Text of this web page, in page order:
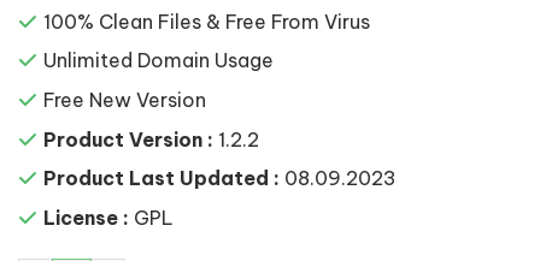
100% Clean Files & Free From Virus
Unlimited Domain Usage
Free New Version
Product Version : 1.2.2
Product Last Updated : 08.09.2023
License : GPL